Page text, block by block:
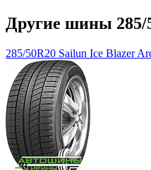
Другие шины 285/
285/50R20 Sailun Ice Blazer